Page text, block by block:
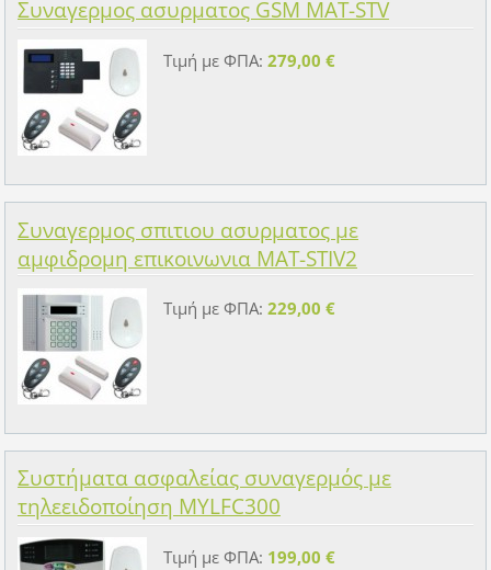
Συναγερμος ασυρματος GSM MAT-STV
Τιμή με ΦΠΑ: 279,00 €
Συναγερμος σπιτιου ασυρματος με
αμφιδρομη επικοινωνια MAT-STIV2
Τιμή με ΦΠΑ: 229,00 €
Συστήματα ασφαλείας συναγερμός με
τηλεειδοποίηση ΜYLFC300
Τιμή με ΦΠΑ: 199,00 €